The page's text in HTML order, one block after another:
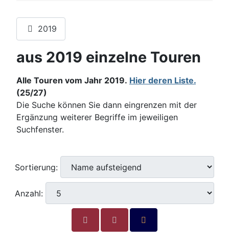
2019
aus 2019 einzelne Touren
Alle Touren vom Jahr 2019. Hier deren Liste.
(25/27)
Die Suche können Sie dann eingrenzen mit der
Ergänzung weiterer Begriffe im jeweiligen
Suchfenster.
Sortierung:
Anzahl: